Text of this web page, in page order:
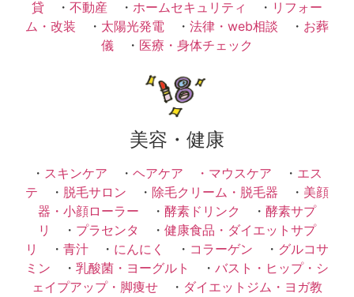
貸 ・ 不動産 ・ ホームセキュリティ ・ リフォー
ム・改装 ・ 太陽光発電 ・ 法律・web相談 ・ お葬
儀 ・ 医療・身体チェック
美容・健康
・ スキンケア ・ ヘアケア ・ マウスケア ・ エス
テ ・ 脱毛サロン ・ 除毛クリーム・脱毛器 ・ 美顔
器・小顔ローラー ・ 酵素ドリンク ・ 酵素サプ
リ
・ プラセンタ ・ 健康食品・ダイエットサプ
リ
・ 青汁 ・ にんにく ・ コラーゲン ・ グルコサ
ミン ・ 乳酸菌・ヨーグルト ・ バスト・ヒップ・シ
ェイプアップ・脚痩せ ・ ダイエットジム・ヨガ教